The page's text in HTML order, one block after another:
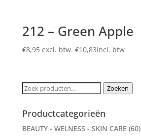
212 – Green Apple
€8,95 excl. btw. €10,83incl. btw
Zoeken
Zoeken
Productcategorieën
BEAUTY - WELNESS - SKIN CARE (60)